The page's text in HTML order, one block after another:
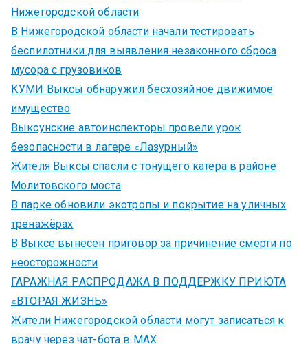
Нижегородской области
В Нижегородской области начали тестировать
беспилотники для выявления незаконного сброса
мусора с грузовиков
КУМИ Выксы обнаружил бесхозяйное движимое
имущество
Выксунские автоинспекторы провели урок
безопасности в лагере «Лазурный»
Жителя Выксы спасли с тонущего катера в районе
Молитовского моста
В парке обновили экотропы и покрытие на уличных
тренажёрах
В Выксе вынесен приговор за причинение смерти по
неосторожности
ГАРАЖНАЯ РАСПРОДАЖА В ПОДДЕРЖКУ ПРИЮТА
«ВТОРАЯ ЖИЗНЬ»
Жители Нижегородской области могут записаться к
врачу через чат-бота в MAX